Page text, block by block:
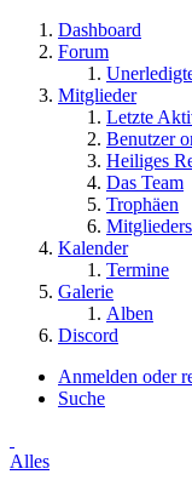
Dashboard
Forum
Mitglieder
Letzte
Benutzer
Heiliges
Das Team
Trophäen
Kalender
Termine
Galerie
Alben
Discord
Anmelden oder
Suche
Alles